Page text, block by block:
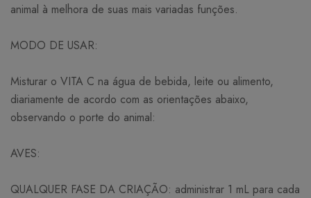
animal à melhora de suas mais variadas funções.
MODO DE USAR:
Misturar o VITA C na água de bebida, leite ou alimento,
diariamente de acordo com as orientações abaixo,
observando o porte do animal:
AVES:
QUALQUER FASE DA CRIAÇÃO: administrar 1 mL para cada